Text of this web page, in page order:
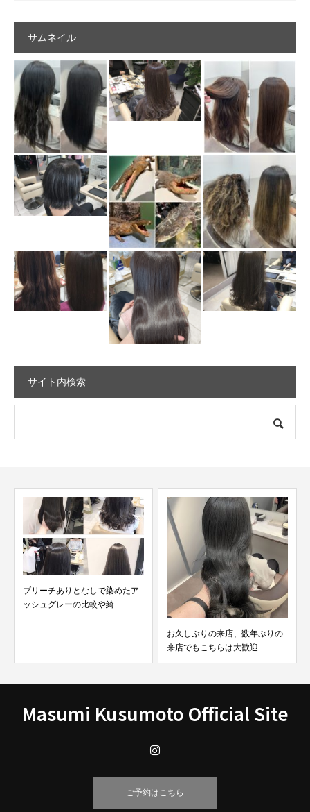
サムネイル
サイト内検索
となしで染めたア
の比較や綺...
お久しぶりの来店、数年ぶりの
来店でもこちらは大歓迎...
【超グレー】ブ
ットグレーカラ
Masumi Kusumoto Official Site
ご予約はこちら